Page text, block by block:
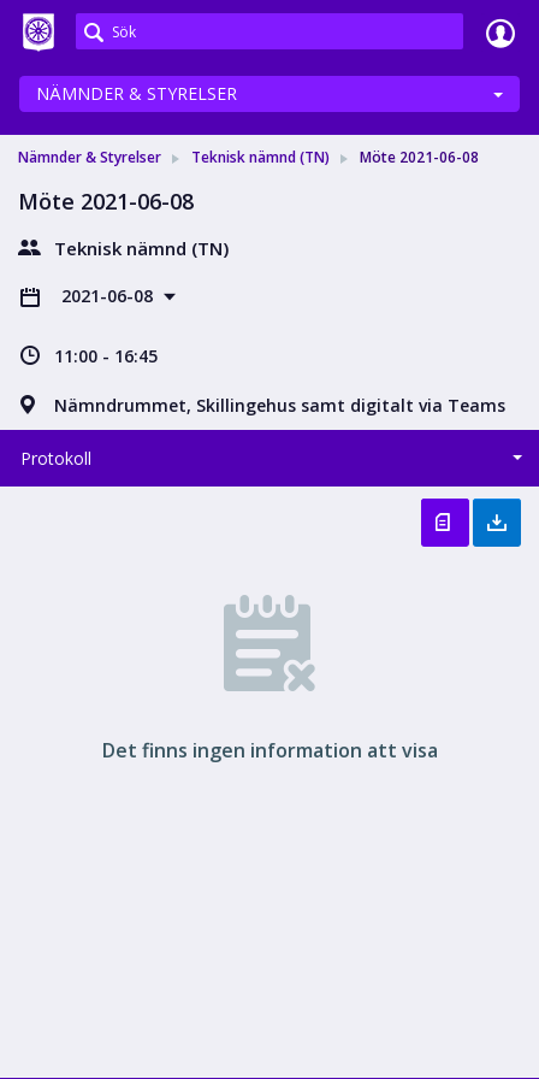
Meetings+
NÄMNDER & STYRELSER
Nämnder & Styrelser Teknisk nämnd (TN) Möte 2021-06-08
Möte 2021-06-08
Teknisk nämnd (TN)
2021-06-08
11:00 - 16:45
Nämndrummet, Skillingehus samt digitalt via Teams
Protokoll
Det finns ingen information att visa